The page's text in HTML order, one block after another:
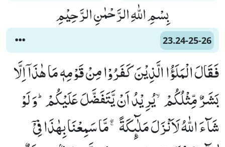
بِسْمِ اللّٰهِ الرَّحْمٰنِ الرَّحِیْمِ
23.24-25-26
فَقَالَ الْمَلَؤُا الَّذِیْنَ كَفَرُوْا مِنْ قَوْمِهٖ مَا هٰذَاۤ اِلَّا
بَشَرٌ مِّثْلُكُمْۙ-یُرِیْدُ اَنْ یَّتَفَضَّلَ عَلَیْكُمْؕ-وَ لَوْ
شَآءَ اللّٰهُ لَاَنْزَلَ مَلٰٓىٕكَةً ۚۖ-مَّا سَمِعْنَا بِهٰذَا فِیْۤ